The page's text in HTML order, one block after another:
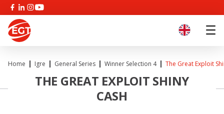
Home Igre General Series Winner Selection 4 The Great Exploit
THE GREAT EXPLOIT SHINY
CASH